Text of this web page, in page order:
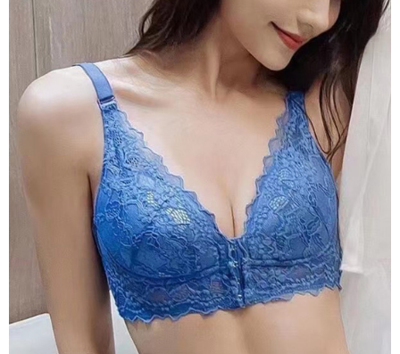
【「AFTEE先享後付」結帳流程】
１．於結帳方式選擇「AFTEE先享後付」後，將跳轉至「AFTEE先享後付」
結帳頁面，進行簡訊認證並確認金額後，即可完成結帳。
２．訂單成立數日內，您將收到繳費通知簡訊。
３．收到繳費通知簡訊後14天內，點擊此簡訊中的連結，可透過四大超商／
ATM／網路銀行／等多元方式進行付款，方視為交易完成。
※ 請注意：結帳手續完成當下不需立刻繳費，但若您需要取消訂單，請聯絡
購買商品的店家。未經商家同意取消之訂單仍視為有效，需透過AFTEE先享
後付繳納相關費用。
※ 交易是否成功請以「AFTEE先享後付 」之結帳頁面顯示為準，若有關於
是否繳費成功／繳費後需取消欲退款等相關疑問，請聯繫「AFTEE先享後付
客戶支援中心」https://netprotections.freshdesk.com/support/home
１．透過由恩沛科技股份有限公司提供之「AFTEE先享後付」服務完成之交
易，需依本服務之必要範圍內提供個人資料，並將交易相關給付款項請求債
權轉讓予恩沛科技股份有限公司。
２．關於個人資料處理事宜，請瀏覽以下網址：
https://aftee.tw/terms/#terms3
３．未成年的使用者請事先徵得法定代理人或監護人之同意方可使用
「AFTEE先享後付」，若未經同意申辦者引起之損失，本公司不負相關責
每筆NT$60，滿NT$800(含以上)免運費
付款後全家取貨
每筆NT$60，滿NT$800(含以上)免運費
7-11貨到付款
每筆NT$60，滿NT$800(含以上)免運費
付款後7-11取貨
每筆NT$60，滿NT$800(含以上)免運費
每筆NT$70，滿NT$1,500(含以上)免運費
每筆NT$100，滿NT$1,500(含以上)免運費
黑貓貨到付款